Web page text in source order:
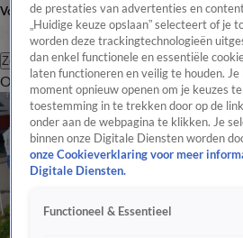
Volg Hart van Nederland
Zoeken
OverzichtRegioUitzendingenWeerTip
de prestaties van advertenties en
„Huidige keuze opslaan” selecteert of je
worden deze trackingtechnologieën
dan enkel functionele en essentiële
laten functioneren en veilig te houden.
moment opnieuw openen om je keuzes
toestemming in te trekken door op de
onder aan de webpagina te klikken. Je
binnen onze Digitale Diensten worden
onze Cookieverklaring voor meer
Digitale Diensten.
Functioneel & Essentieel